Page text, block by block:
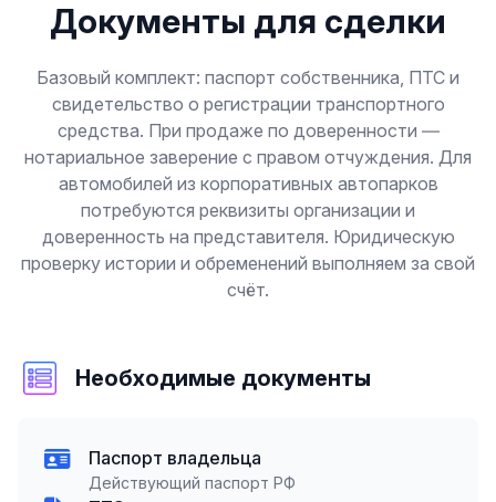
Документы для сделки
Базовый комплект: паспорт собственника, ПТС и
свидетельство о регистрации транспортного
средства. При продаже по доверенности —
нотариальное заверение с правом отчуждения. Для
автомобилей из корпоративных автопарков
потребуются реквизиты организации и
доверенность на представителя. Юридическую
проверку истории и обременений выполняем за свой
счёт.
Необходимые документы
Паспорт владельца
Действующий паспорт РФ